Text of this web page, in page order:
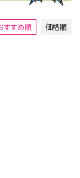
すすめ順 価格順